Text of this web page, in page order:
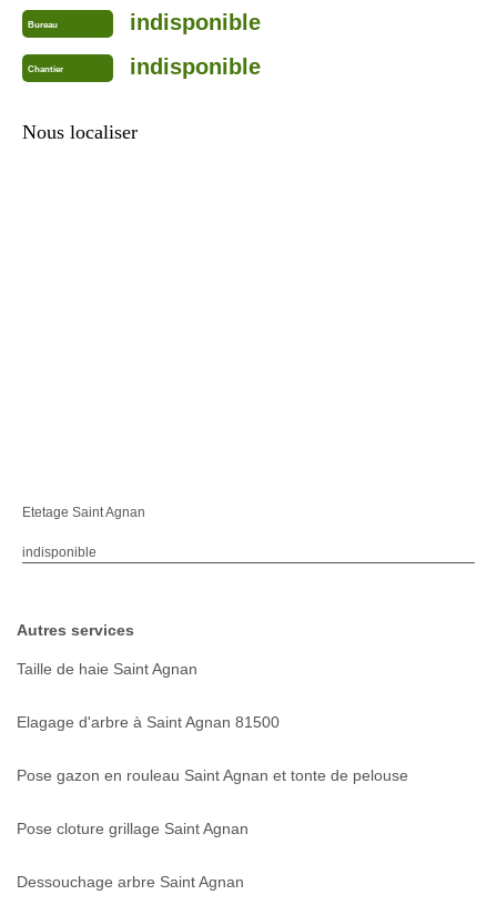
Bureau indisponible
Chantier indisponible
Nous localiser
Etetage Saint Agnan
indisponible
Autres services
Taille de haie Saint Agnan
Elagage d'arbre à Saint Agnan 81500
Pose gazon en rouleau Saint Agnan et tonte de pelouse
Pose cloture grillage Saint Agnan
Dessouchage arbre Saint Agnan